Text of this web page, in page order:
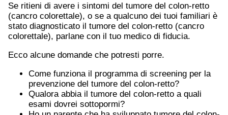
Se ritieni di avere i sintomi del tumore del colon-retto
(cancro colorettale), o se a qualcuno dei tuoi familiari è
stato diagnosticato il tumore del colon-retto (cancro
colorettale), parlane con il tuo medico di fiducia.
Ecco alcune domande che potresti porre.
Come funziona il programma di screening per la
prevenzione del tumore del colon-retto?
Qualora abbia il tumore del colon-retto a quali
esami dovrei sottopormi?